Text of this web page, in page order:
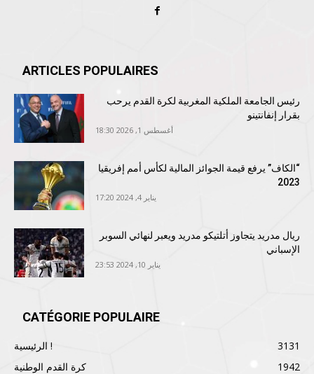
ARTICLES POPULAIRES
رئيس الجامعة الملكية المغربية لكرة القدم يرحب
بقرار إنفانتينو
أغسطس 1, 2026 18:30
“الكاف” يرفع قيمة الجوائز المالية لكأس أمم إفريقيا
2023
يناير 4, 2024 17:20
ريال مدريد يتجاوز أتلتيكو مدريد ويعبر لنهائي السوبر
الإسباني
يناير 10, 2024 23:53
CATÉGORIE POPULAIRE
الرئيسية !
3131
كرة القدم الوطنية
1942